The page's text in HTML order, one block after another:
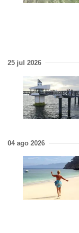
25 jul 2026
04 ago 2026